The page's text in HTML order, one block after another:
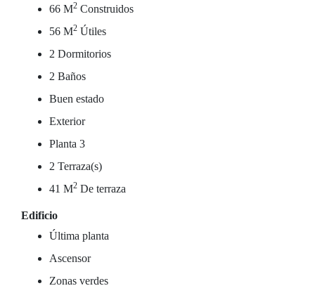
66 M2 Construidos
56 M2 Útiles
2 Dormitorios
2 Baños
Buen estado
Exterior
Planta 3
2 Terraza(s)
41 M2 De terraza
Edificio
Última planta
Ascensor
Zonas verdes